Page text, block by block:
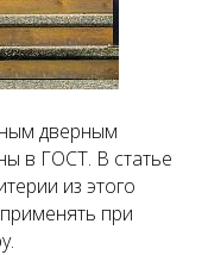
дверным
в ГОСТ. В статье
из этого
при